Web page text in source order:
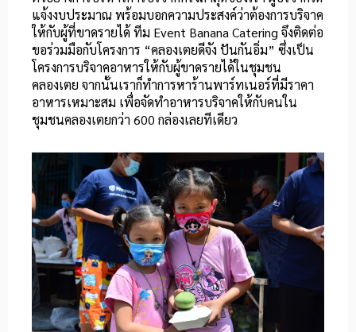
แจ้งงบประมาณ พร้อมบอกความประสงค์ว่าต้องการบริจาค
ให้กับผู้ที่ขาดรายได้ ทีม Event Banana Catering จึงติดต่อ
ขอร่วมมือกับโครงการ “คลองเตยดีจัง ปันกันอิ่ม” ซึ่งเป็น
โครงการบริจาคอาหารให้กับผู้ขาดรายได้ในชุมชน
คลองเตย จากนั้นเราก็ทำการหาร้านพาร์ทเนอร์ที่มีราคา
อาหารเหมาะสม เพื่อจัดทำอาหารบริจาคให้กับคนใน
ชุมชนคลองเตยกว่า 600 กล่องเลยทีเดียว